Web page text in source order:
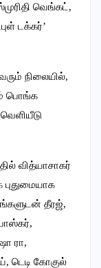
வெங்கட்,
டக்கர்’
நிலையில்,
பொங்க
வித்யாசாகர்
தீரஜ்,
ரா,
டெடி கோகுல்